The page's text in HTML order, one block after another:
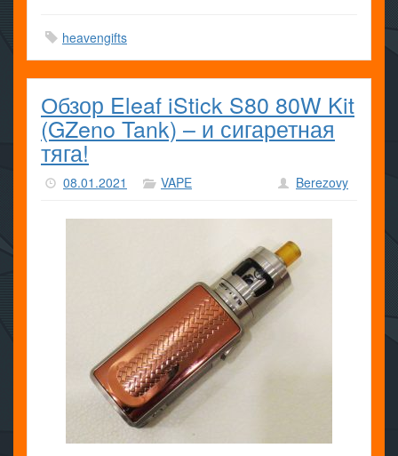
heavengifts
Обзор Eleaf iStick S80 80W Kit
(GZeno Tank) – и сигаретная
тяга!
08.01.2021 VAPE Berezovy